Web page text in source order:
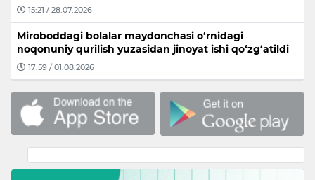
15:21 / 28.07.2026
Miroboddagi bolalar maydonchasi o‘rnidagi
noqonuniy qurilish yuzasidan jinoyat ishi qo‘zg‘atildi
17:59 / 01.08.2026